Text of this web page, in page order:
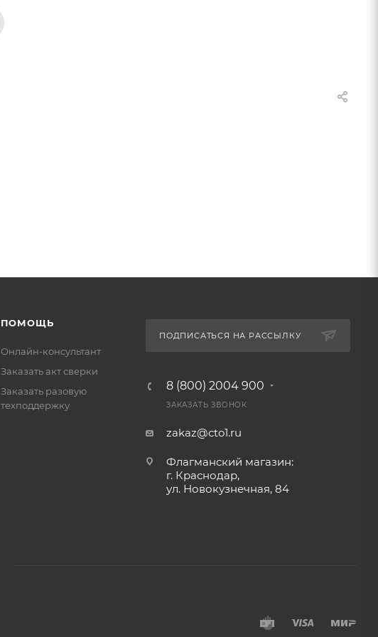
ПОМОЩЬ
Онлайн-консультант
Заказать акт сверки
Заказать разовую
техподдержку
ПОДПИСАТЬСЯ НА РАССЫЛКУ
8 (800) 2004 900
ЗАКАЗАТЬ ЗВОНОК
zakaz@cto1.ru
Флагманский магазин:
г. Краснодар,
ул. Новокузнечная, 84